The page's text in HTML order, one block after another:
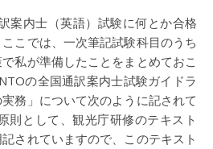
こでは、一次筆記試験科目のうち
で私が準備したことをまとめておこ
の全国通訳案内士試験ガイドラ
務」について次のように記されて
則として、観光庁研修のテキスト
されていますので、このテキスト